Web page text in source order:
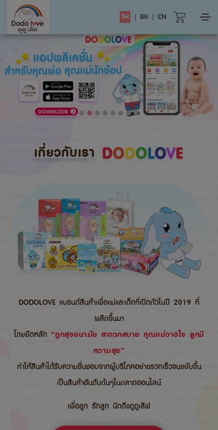
TH | EN | CN
เกี่ยวกับเรา
DODOLOVE แบรนด์สินค้าเพื่อแม่และเด็กที่เปิดตัวในปี 2019 ที่
ผลิตขึ้นมา
โดยยึดหลัก “ถูกสุขอนามัย สะดวกสบาย คุณแม่วางใจ ลูกมี
ความสุข”
ทำให้สินค้าได้รับความชื่นชอบจากผู้บริโภคอย่างรวกเร็วจนขยับขึ้น
เป็นสินค้าอันดับต้นๆในตลาดออนไลน์
เพื่อลูก รักลูก นึกถึงดูดูเลิฟ